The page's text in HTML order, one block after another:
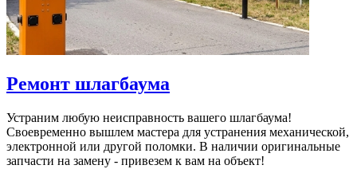
Ремонт шлагбаума
Устраним любую неисправность вашего шлагбаума!
Своевременно вышлем мастера для устранения механической,
электронной или другой поломки. В наличии оригинальные
запчасти на замену - привезем к вам на объект!